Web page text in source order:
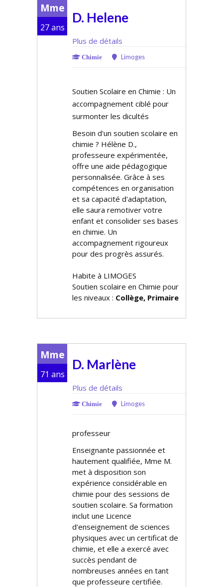
Mme
27 ans
D. Helene
Plus de détails
Chimie Limoges
Soutien Scolaire en Chimie : Un
accompagnement ciblé pour
surmonter les difficultés
Besoin d'un soutien scolaire en
chimie ? Hélène D.,
professeure expérimentée,
offre une aide pédagogique
personnalisée. Grâce à ses
compétences en organisation
et sa capacité d'adaptation,
elle saura remotiver votre
enfant et consolider ses bases
en chimie. Un
accompagnement rigoureux
pour des progrès assurés.
Habite à LIMOGES
Soutien scolaire en Chimie pour
les niveaux : Collège, Primaire
Mme
71 ans
D. Marlène
Plus de détails
Chimie Limoges
professeur
Enseignante passionnée et
hautement qualifiée, Mme M.
met à disposition son
expérience considérable en
chimie pour des sessions de
soutien scolaire. Sa formation
inclut une Licence
d'enseignement de sciences
physiques avec un certificat de
chimie, et elle a exercé avec
succès pendant de
nombreuses années en tant
que professeure certifiée.